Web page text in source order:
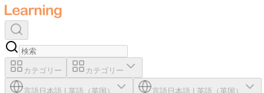
カテゴリー カテゴリー
言語 日本語 英語（英国） 言語 日本語 英語（英国）